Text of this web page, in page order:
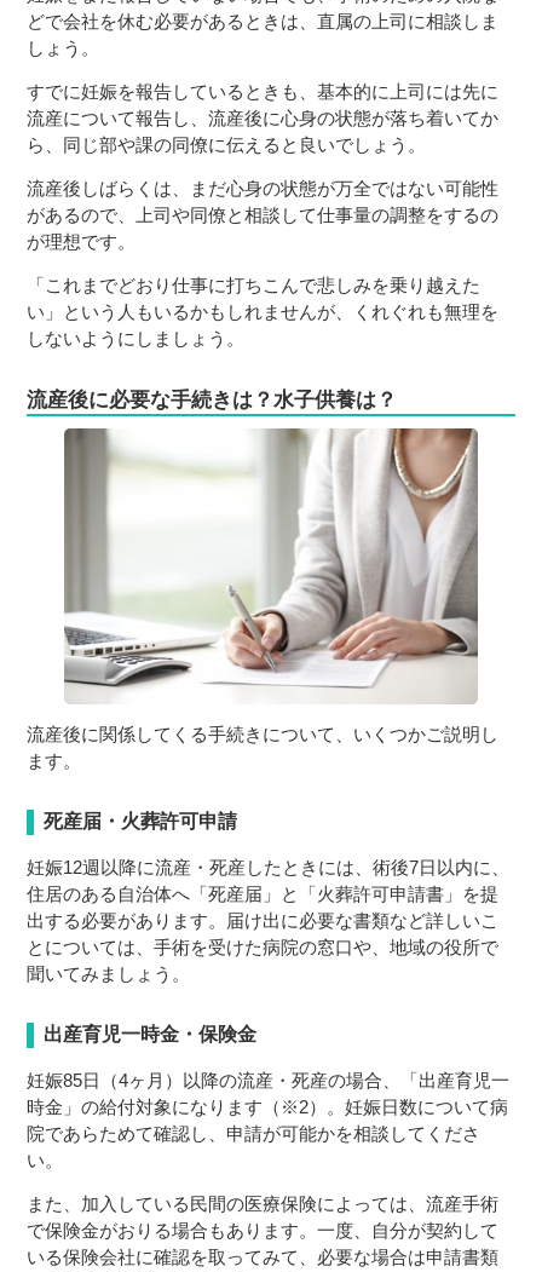
どで会社を休む必要があるときは、直属の上司に相談しま
しょう。
すでに妊娠を報告しているときも、基本的に上司には先に
流産について報告し、流産後に心身の状態が落ち着いてか
ら、同じ部や課の同僚に伝えると良いでしょう。
流産後しばらくは、まだ心身の状態が万全ではない可能性
があるので、上司や同僚と相談して仕事量の調整をするの
が理想です。
「これまでどおり仕事に打ちこんで悲しみを乗り越えた
い」という人もいるかもしれませんが、くれぐれも無理を
しないようにしましょう。
流産後に必要な手続きは？水子供養は？
流産後に関係してくる手続きについて、いくつかご説明し
ます。
死産届・火葬許可申請
妊娠12週以降に流産・死産したときには、術後7日以内に、
住居のある自治体へ「死産届」と「火葬許可申請書」を提
出する必要があります。届け出に必要な書類など詳しいこ
とについては、手術を受けた病院の窓口や、地域の役所で
聞いてみましょう。
出産育児一時金・保険金
妊娠85日（4ヶ月）以降の流産・死産の場合、「出産育児一
時金」の給付対象になります（※2）。妊娠日数について病
院であらためて確認し、申請が可能かを相談してくださ
い。
また、加入している民間の医療保険によっては、流産手術
で保険金がおりる場合もあります。一度、自分が契約して
いる保険会社に確認を取ってみて、必要な場合は申請書類